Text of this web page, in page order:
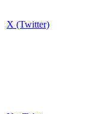
X (Twitter)